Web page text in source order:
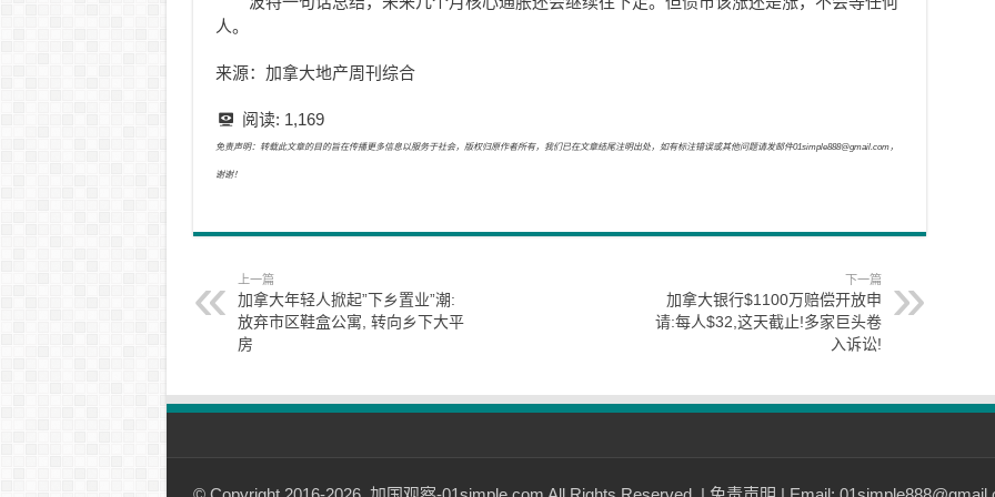
人。
来源：加拿大地产周刊综合
阅读: 1,169
免责声明：转载此文章的目的旨在传播更多信息以服务于社会，版权归原作者所有，我们已在文章结尾注明出处，如有标注错误或其他问题请发邮件01simple888@gmail.com，
谢谢！
上一篇
加拿大年轻人掀起”下乡置业”潮:
放弃市区鞋盒公寓, 转向乡下大平
房
下一篇
加拿大银行$1100万赔偿开放申
请:每人$32,这天截止!多家巨头卷
入诉讼!